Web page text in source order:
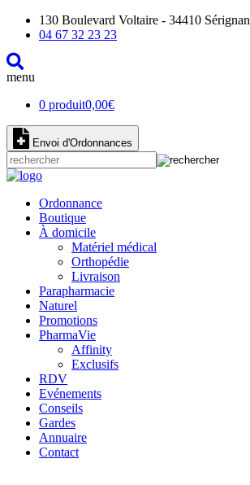
130 Boulevard Voltaire - 34410 Sérignan
04 67 32 23 23
menu
0 produit0,00€
Envoi d'Ordonnances
Ordonnance
Boutique
À domicile
Matériel médical
Orthopédie
Livraison
Parapharmacie
Naturel
Promotions
PharmaVie
Affinity
Exclusifs
RDV
Evénements
Conseils
Gardes
Annuaire
Contact